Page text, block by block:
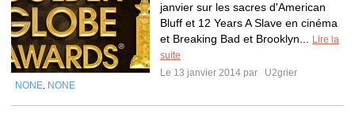
janvier sur les sacres d'American
Bluff et 12 Years A Slave en cinéma
et Breaking Bad et Brooklyn...
Lire la
suite
Le 13 janvier 2014 par
U2grier
NONE NONE